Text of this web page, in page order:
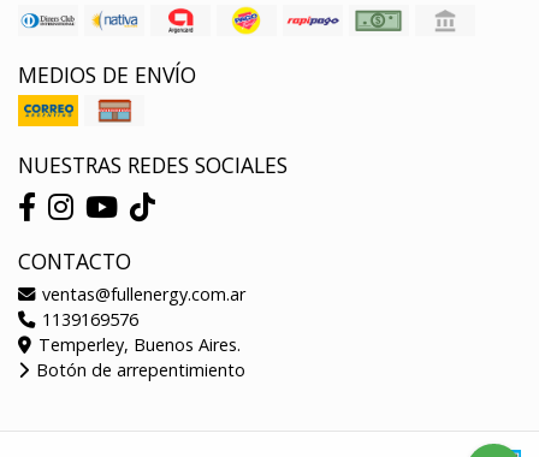
MEDIOS DE ENVÍO
NUESTRAS REDES SOCIALES
CONTACTO
ventas@fullenergy.com.ar
1139169576
Temperley, Buenos Aires.
Botón de arrepentimiento